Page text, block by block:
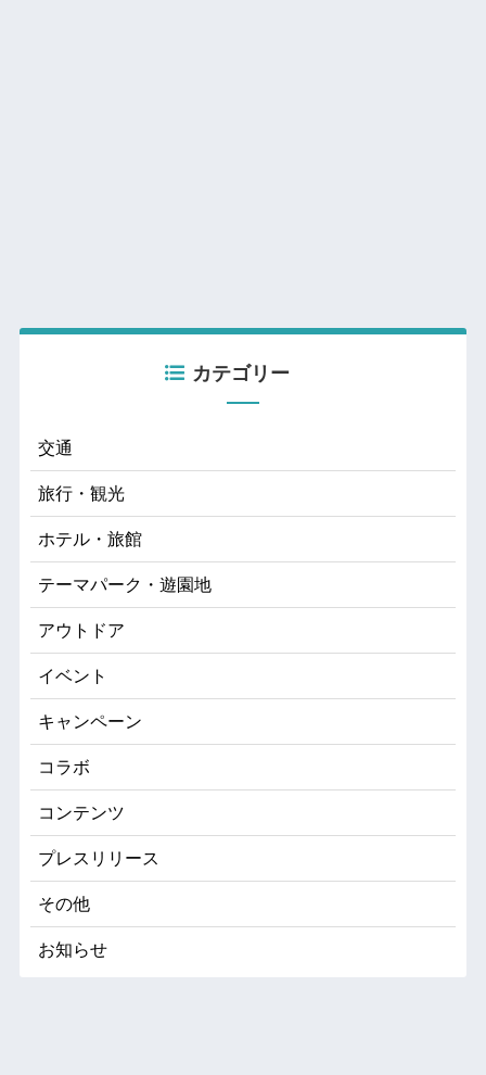
カテゴリー
交通
旅行・観光
ホテル・旅館
テーマパーク・遊園地
アウトドア
イベント
キャンペーン
コラボ
コンテンツ
プレスリリース
その他
お知らせ